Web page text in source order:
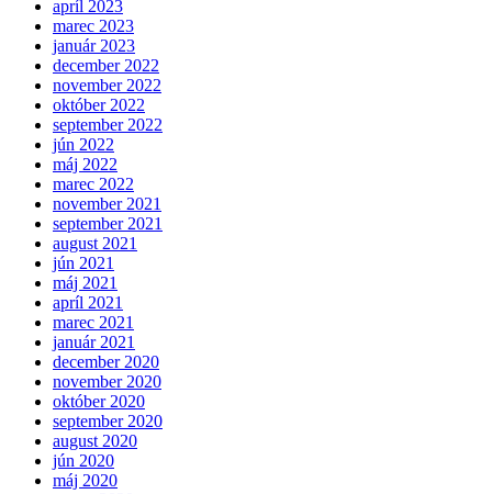
apríl 2023
marec 2023
január 2023
december 2022
november 2022
október 2022
september 2022
jún 2022
máj 2022
marec 2022
november 2021
september 2021
august 2021
jún 2021
máj 2021
apríl 2021
marec 2021
január 2021
december 2020
november 2020
október 2020
september 2020
august 2020
jún 2020
máj 2020